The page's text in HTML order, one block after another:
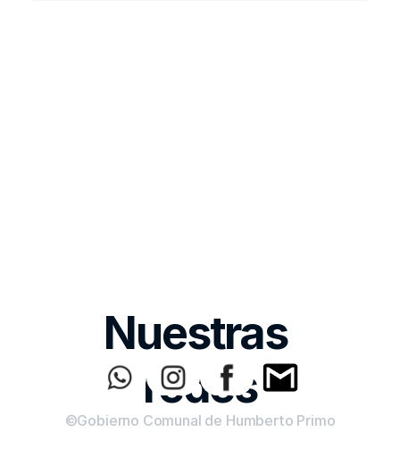
Nuestras
redes
©Gobierno Comunal de Humberto Primo